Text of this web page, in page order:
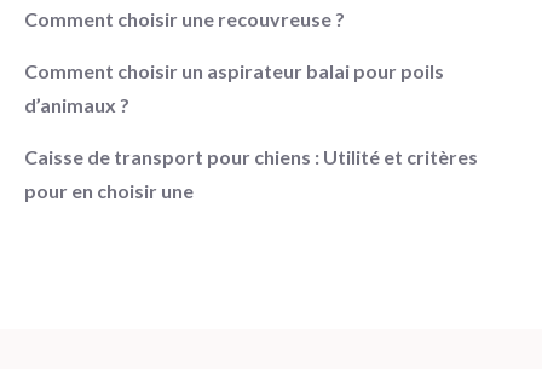
Comment choisir une recouvreuse ?
Comment choisir un aspirateur balai pour poils
d’animaux ?
Caisse de transport pour chiens : Utilité et critères
pour en choisir une